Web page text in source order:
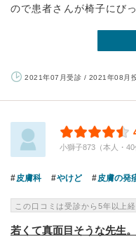
ので患者さんが椅子にび
2021年07月受診 / 2021年08月
小獅子873（本人・40
皮膚科 やけど 皮膚の発
この口コミは受診から5年以上
若くて真面目そうな先生。